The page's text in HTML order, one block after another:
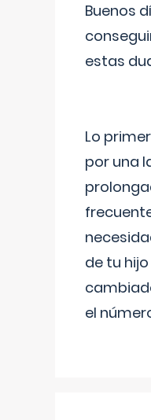
Buenos
estas
Lo
por una
de tu
el